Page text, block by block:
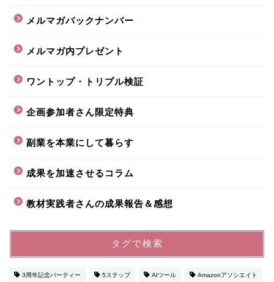
メルマガバックナンバー
メルマガ内プレゼント
ワントップ・トリプル検証
企画参加者さん限定特典
副業を本業にして暮らす
成果を加速させるコラム
教材実践者さんの成果報告＆感想
タグで検索
3周年記念パーティー 5ステップ AIツール Amazonアソシエイト